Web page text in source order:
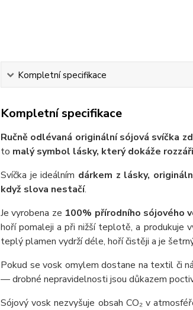
Kompletní specifikace
Kompletní specifikace
Ručně odlévaná originální sójová svíčka
to malý symbol lásky, který dokáže
Svíčka je ideálním dárkem z lásky,
když slova nestačí.
Je vyrobena ze 100% přírodního sójového
hoří pomaleji a při nižší teplotě, a produkuje
teplý plamen vydrží déle, hoří čistěji a je
Pokud se vosk omylem dostane na textil či
— drobné nepravidelnosti jsou důkazem
Sójový vosk nezvyšuje obsah CO₂ v